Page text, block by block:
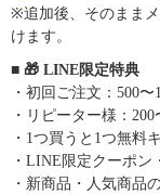
※追加後、そのまま
けます。
■ 🎁 LINE限定特典
・初回ご注文：500〜
・リピーター様：200
・1つ買うと1つ無料
・LINE限定クーポン
・新商品・人気商品